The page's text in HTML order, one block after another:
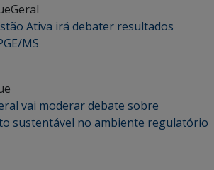
Geral
Ativa irá debater resultados
MS
vai moderar debate sobre
sustentável no ambiente regulatório